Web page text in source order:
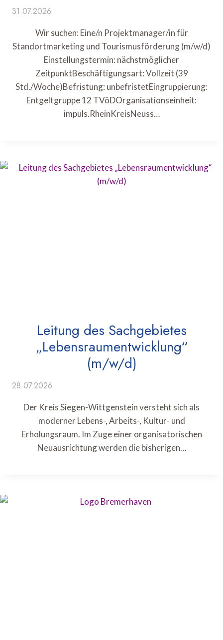
31.07.2026
Wir suchen: Eine/n Projektmanager/in für
Standortmarketing und Tourismusförderung (m/w/d)
Einstellungstermin: nächstmöglicher
ZeitpunktBeschäftigungsart: Vollzeit (39
Std./Woche)Befristung: unbefristetEingruppierung:
Entgeltgruppe 12 TVöDOrganisationseinheit:
impuls.RheinKreisNeuss…
Leitung des Sachgebietes
„Lebensraumentwicklung“
(m/w/d)
28.07.2026
Der Kreis Siegen-Wittgenstein versteht sich als
moderner Lebens-, Arbeits-, Kultur- und
Erholungsraum. Im Zuge einer organisatorischen
Neuausrichtung werden die bisherigen…